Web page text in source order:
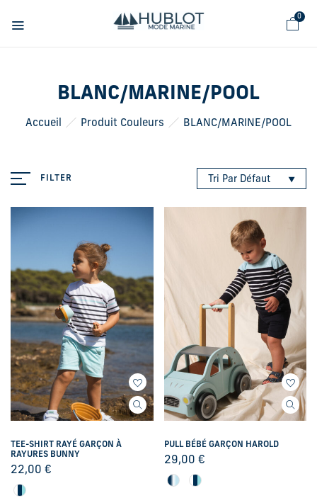
0
BLANC/MARINE/POOL
Accueil Produit Couleurs BLANC/MARINE/POOL
FILTER Tri Par Défaut
TEE-SHIRT RAYÉ GARÇON À
RAYURES BUNNY
22,00 €
PULL BÉBÉ GARÇON HAROLD
29,00 €
Panneau de gestion des cookies